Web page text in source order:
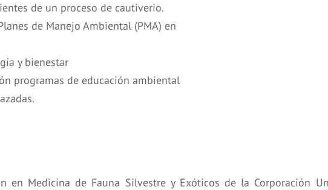
de un proceso de cautiverio.
de Manejo Ambiental (PMA) en
y bienestar
programas de educación ambiental
en Medicina de Fauna Silvestre y Exóticos de la Corporación